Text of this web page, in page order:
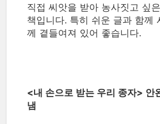
직접 씨앗을 받아 농사짓고 싶
책입니다. 특히 쉬운 글과 함께
께 곁들여져 있어 좋습니다.
<내 손으로 받는 우리 종자> 안
냄